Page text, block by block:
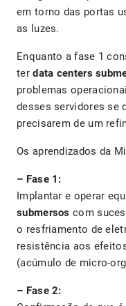
em torno das portas
as luzes.
Enquanto a fase 1
terdata centers
problemas
desses servidores se
precisarem de um
Os aprendizados da
– Fase 1:
Implantar e operar
submersos com
o resfriamento de
resistência aos
(acúmulo de micro-
– Fase 2: